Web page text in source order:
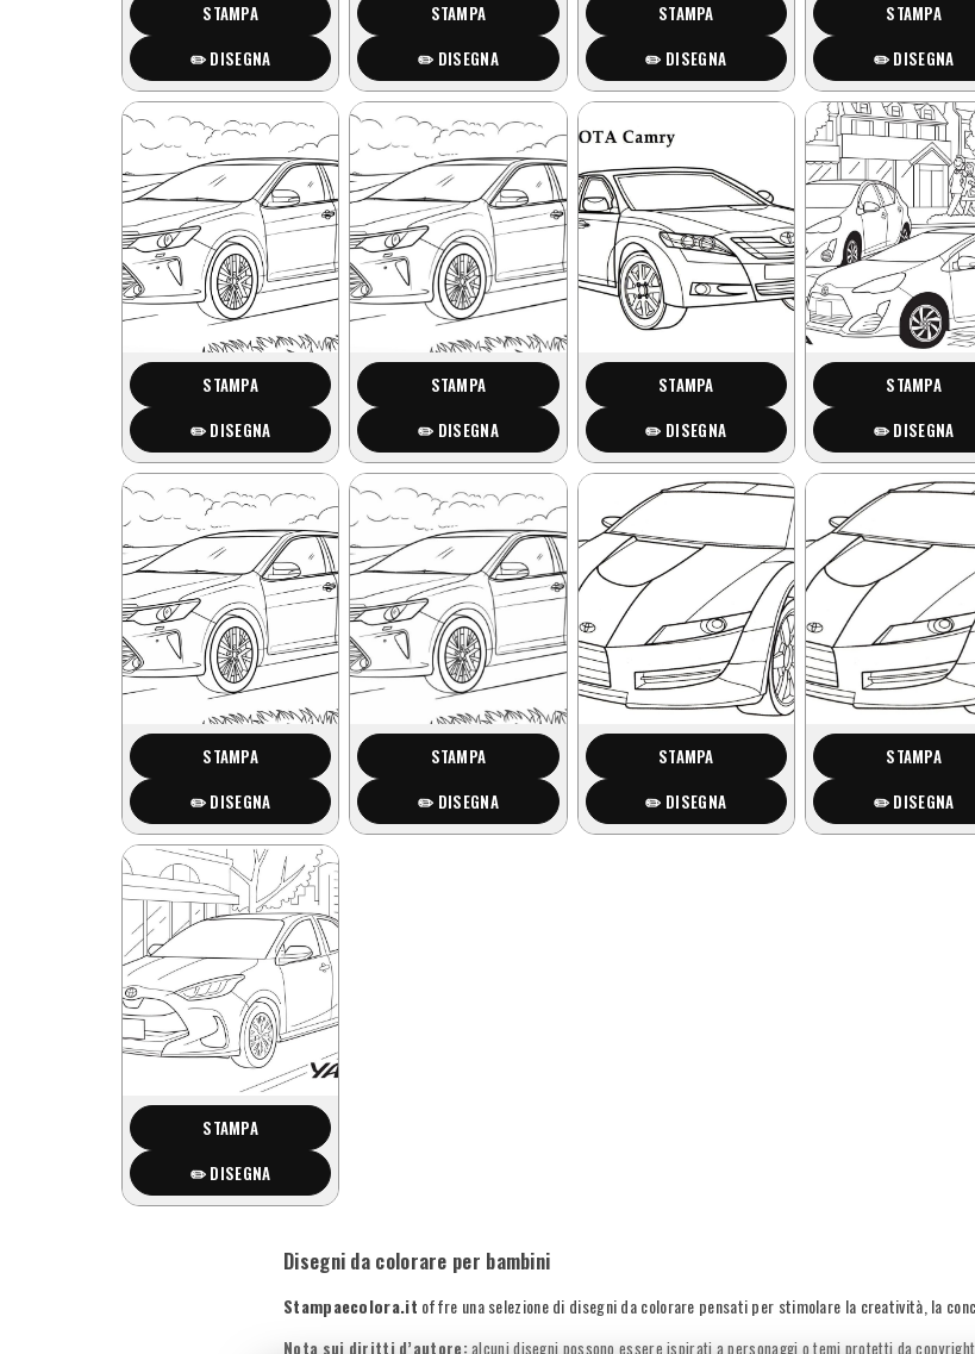
STAMPA
✏️ DISEGNA
STAMPA
✏️ DISEGNA
STAMPA
✏️ DISEGNA
STAMPA
✏️ DISEGNA
STAMPA
✏️ DISEGNA
STAMPA
✏️ DISEGNA
STAMPA
✏️ DISEGNA
STAMPA
✏️ DISEGNA
STAMPA
✏️ DISEGNA
STAMPA
✏️ DISEGNA
STAMPA
✏️ DISEGNA
STAMPA
✏️ DISEGNA
STAMPA
✏️ DISEGNA
Disegni da colorare per bambini
Stampaecolora.it offre una selezione di disegni da colorare pensati per stimolare la creatività, la
Nota sui diritti d’autore:alcuni disegni possono essere ispirati a personaggi o temi protetti da